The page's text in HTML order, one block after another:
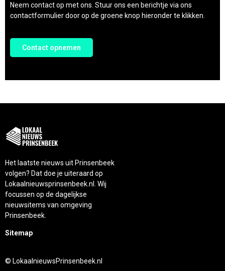
Neem contact op met ons. Stuur ons een berichtje via ons
contactformulier door op de groene knop hieronder te klikken.
Contact opnemen
Het laatste nieuws uit Prinsenbeek
volgen? Dat doe je uiteraard op
Lokaalnieuwsprinsenbeek.nl. Wij
focussen op de dagelijkse
nieuwsitems van omgeving
Prinsenbeek.
Sitemap
© LokaalnieuwsPrinsenbeek.nl